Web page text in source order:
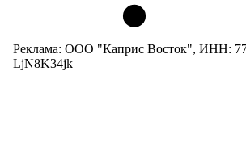
Реклама: ООО "Каприс Восток", ИНН:
LjN8K34jk